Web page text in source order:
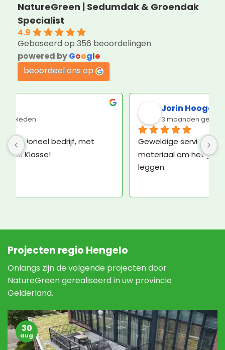
NatureGreen | Sedumdak & Groendak
Specialist
4.9
Gebaseerd op 356 beoordelingen
powered byGoogle
beoordeel ons op
Jorin Hoogenboom
Geweldige service en ruim voldoende
materiaal om het groene dak zelf aan te
Projecten regio Hengelo
Onlangs zijn de volgende projecten door
NatureGreen gerealiseerd in uw provincie
Gelderland.
30
aug